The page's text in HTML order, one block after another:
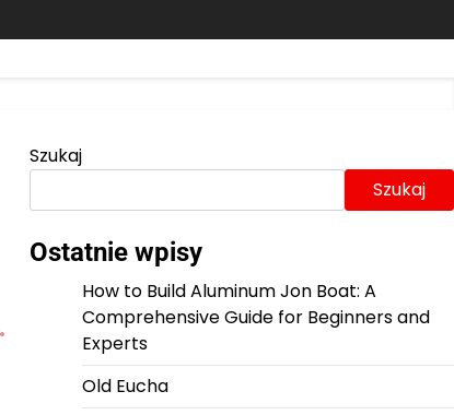
Szukaj
Szukaj
Ostatnie wpisy
How to Build Aluminum Jon Boat: A
Comprehensive Guide for Beginners and
Experts
Old Eucha